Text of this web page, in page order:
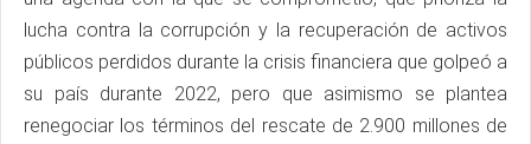
lucha contra la corrupción y la recuperación de activos
públicos perdidos durante la crisis financiera que golpeó a
su país durante 2022, pero que asimismo se plantea
renegociar los términos del rescate de 2.900 millones de